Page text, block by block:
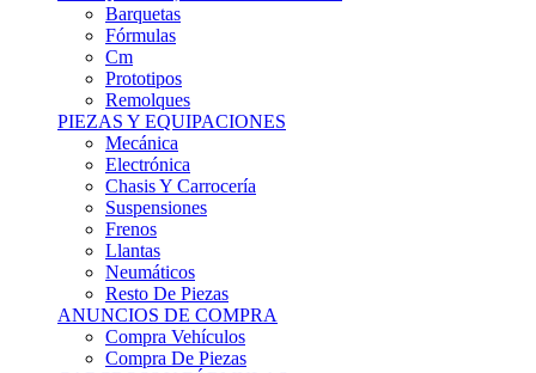
Barquetas
Fórmulas
Cm
Prototipos
Remolques
PIEZAS Y EQUIPACIONES
Mecánica
Electrónica
Chasis Y Carrocería
Suspensiones
Frenos
Llantas
Neumáticos
Resto De Piezas
ANUNCIOS DE COMPRA
Compra Vehículos
Compra De Piezas